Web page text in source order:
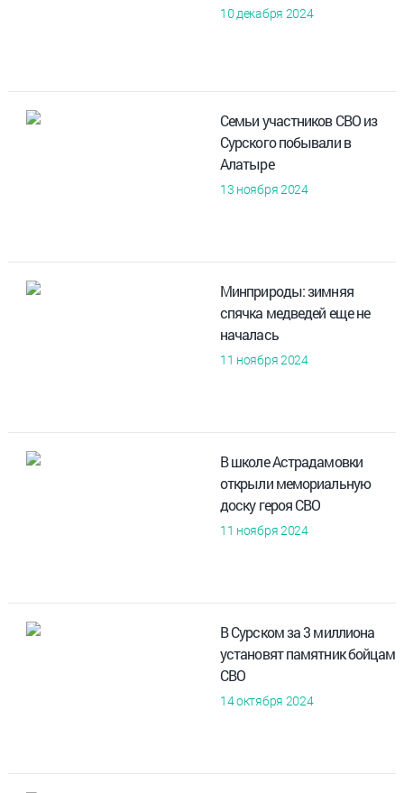
10 декабря 2024
Семьи участников СВО из
Сурского побывали в
Алатыре
13 ноября 2024
Минприроды: зимняя
спячка медведей еще не
началась
11 ноября 2024
В школе Астрадамовки
открыли мемориальную
доску героя СВО
11 ноября 2024
В Сурском за 3 миллиона
установят памятник бойцам
СВО
14 октября 2024